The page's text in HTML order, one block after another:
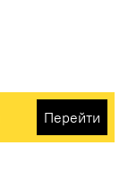
Перейти